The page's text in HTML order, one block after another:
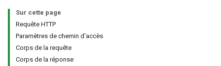
Sur cette page
Requête HTTP
Paramètres de chemin d'accès
Corps de la requête
Corps de la réponse